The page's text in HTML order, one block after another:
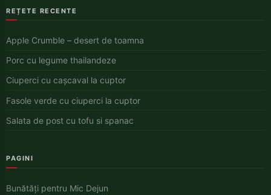
REȚETE RECENTE
Apple Crumble – desert de toamna
Porc cu legume thailandeze
Ciuperci cu cașcaval la cuptor
Fasole verde cu ciuperci la cuptor
Salata de post cu tofu si spanac
PAGINI
Bunătăți pentru Mic Dejun